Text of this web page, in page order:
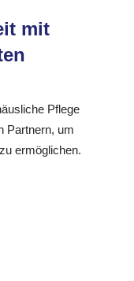
mit
Pflege
Partnern, um
ermöglichen.